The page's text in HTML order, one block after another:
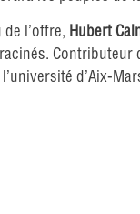
l’offre, Hubert
Contributeur
l’université d’Aix-